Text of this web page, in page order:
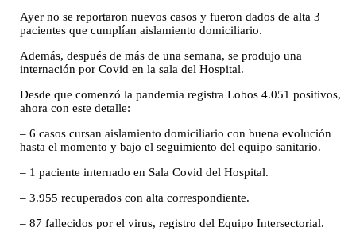
Ayer no se reportaron nuevos casos y fueron dados de alta 3
pacientes que cumplían aislamiento domiciliario.
Además, después de más de una semana, se produjo una
internación por Covid en la sala del Hospital.
Desde que comenzó la pandemia registra Lobos 4.051 positivos,
ahora con este detalle:
– 6 casos cursan aislamiento domiciliario con buena evolución
hasta el momento y bajo el seguimiento del equipo sanitario.
– 1 paciente internado en Sala Covid del Hospital.
– 3.955 recuperados con alta correspondiente.
– 87 fallecidos por el virus, registro del Equipo Intersectorial.